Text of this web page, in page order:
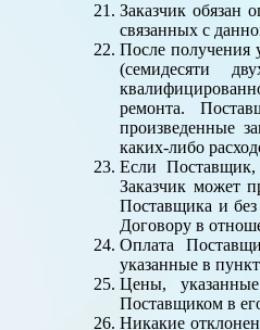
Заказчик обязан
связанных с
После получения
(семидесяти
ремонта.
произведенные
каких-либо
Если Поставщик,
Заказчик может
Поставщика и
Договору в
Оплата
указанные в
Цены,
Поставщиком в
Никакие